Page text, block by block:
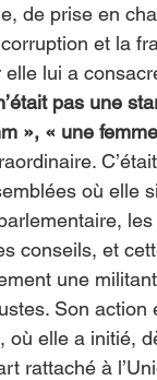
de prise en
et la
elle lui a
pas une
», « une
où elle
conseils, et
Son
où elle a initié,
rattaché à